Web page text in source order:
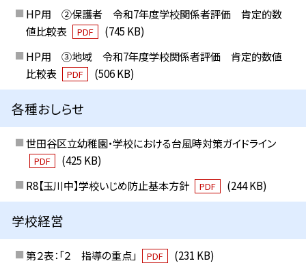
HP用 ②保護者 令和7年度学校関係者評価 肯定的数
値比較表
PDF
(745 KB)
HP用 ③地域 令和7年度学校関係者評価 肯定的数値
比較表
PDF (506 KB)
各種おしらせ
世田谷区立幼稚園・学校における台風時対策ガイドライン
PDF
(425 KB)
R8【玉川中】学校いじめ防止基本方針
PDF (244 KB)
学校経営
第２表：「２ 指導の重点」 PDF
(231 KB)